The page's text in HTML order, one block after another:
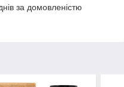
за домовленістю